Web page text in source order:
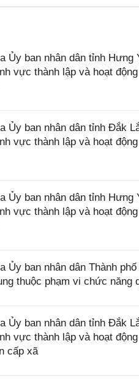
Ủy ban nhân dân tỉnh
vực thành lập và hoạt
Ủy ban nhân dân tỉnh Đắk
vực thành lập và hoạt
Ủy ban nhân dân tỉnh
vực thành lập và hoạt
Ủy ban nhân dân Thành
thuộc phạm vi chức năng
Ủy ban nhân dân tỉnh Đắk
vực thành lập và hoạt
cấp xã